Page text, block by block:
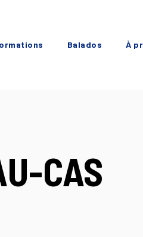
Balados À
CAS